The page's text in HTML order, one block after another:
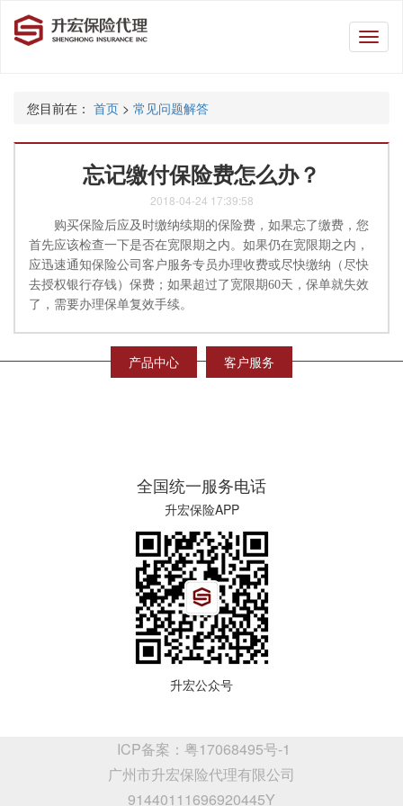
升
宏
您目前在： 首页 > 常见问题解答
忘记缴付保险费怎么办？
2018-04-24 17:39:58
购买保险后应及时缴纳续期的保险费，如果忘了缴费，您
首先应该检查一下是否在宽限期之内。如果仍在宽限期之内，
应迅速通知保险公司客户服务专员办理收费或尽快缴纳（尽快
去授权银行存钱）保费；如果超过了宽限期60天，保单就失效
了，需要办理保单复效手续。
产品中心 客户服务
全国统一服务电话
升宏保险APP
升宏公众号
ICP备案：粤17068495号-1
广州市升宏保险代理有限公司
91440111696920445Y